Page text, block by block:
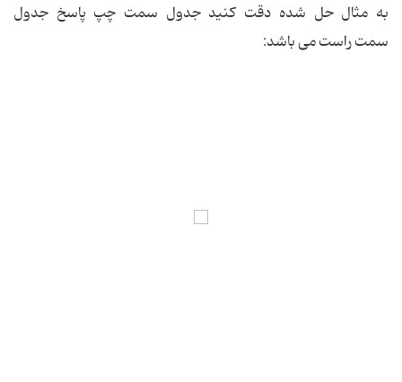
به مثال حل شده دقت کنید جدول سمت چپ پاسخ جدول
سمت راست می باشد: